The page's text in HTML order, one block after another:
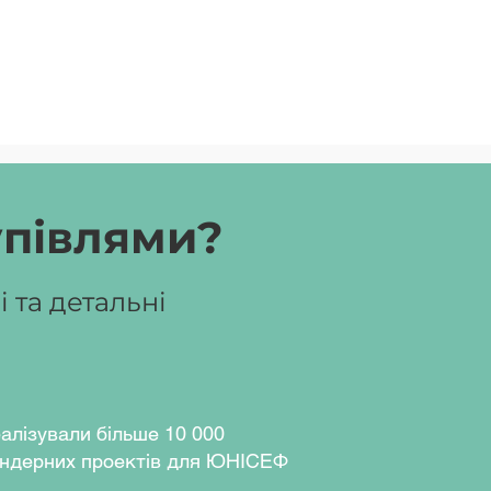
детальні
більше 10 000
проектів для ЮНІСЕФ